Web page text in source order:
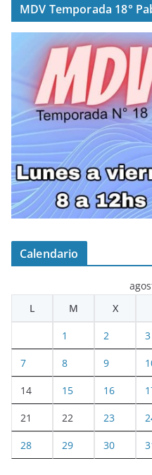
MDV Temporada 18°
Calendario
L
M X
1 2 3
7 8 9
14 15 16
21 22 23
28 29 30